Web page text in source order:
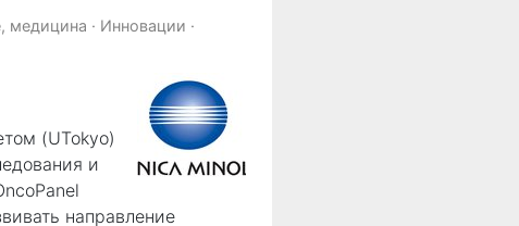
медицина · Инновации ·
(UTokyo)
и
направление